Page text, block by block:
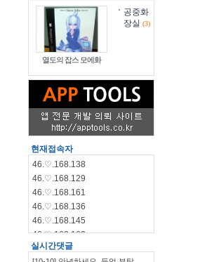
열도의 잡스 모에화
공중화
장실 (3)
현재접속자
46.♡.168.138
46.♡.168.129
46.♡.168.161
46.♡.168.136
46.♡.168.145
46.♡.168.162
46.♡.168.144
실시간댓글